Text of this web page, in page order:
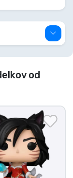
od